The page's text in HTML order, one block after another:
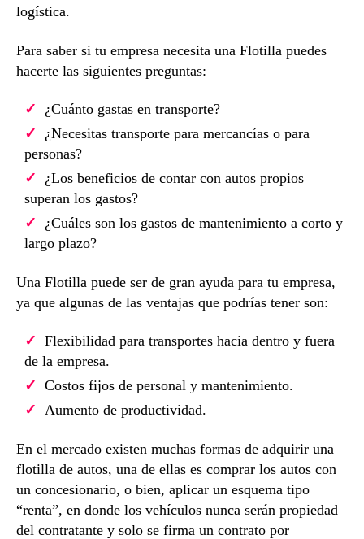
logística.
Para saber si tu empresa necesita una Flotilla puedes
hacerte las siguientes preguntas:
¿Cuánto gastas en transporte?
¿Necesitas transporte para mercancías o para
personas?
¿Los beneficios de contar con autos propios
superan los gastos?
¿Cuáles son los gastos de mantenimiento a corto y
largo plazo?
Una Flotilla puede ser de gran ayuda para tu empresa,
ya que algunas de las ventajas que podrías tener son:
Flexibilidad para transportes hacia dentro y fuera
de la empresa.
Costos fijos de personal y mantenimiento.
Aumento de productividad.
En el mercado existen muchas formas de adquirir una
flotilla de autos, una de ellas es comprar los autos con
un concesionario, o bien, aplicar un esquema tipo
“renta”, en donde los vehículos nunca serán propiedad
del contratante y solo se firma un contrato por